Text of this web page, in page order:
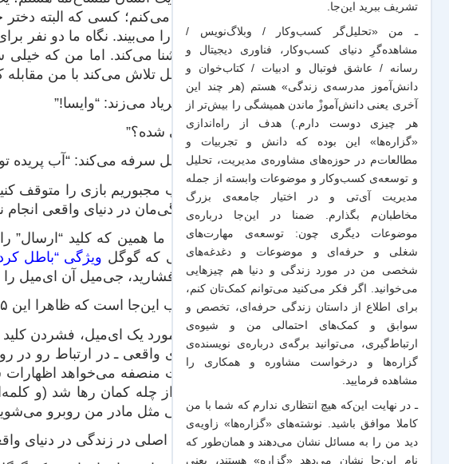
شنا می‌کنم؛ کسی که البته
من را می‌بیند. نگاه ما دو
به شنا می‌کند. اما من که
ایزابل تلاش می‌کند با من
او فریاد می‌زند: “وایسا!”
“چی شده؟”
ایزابل سرفه می‌کند: “آب پریده
خوب مجبوریم بازی را متوقف
زندگی‌مان در دنیای واقعی‌
همه ما همین که کلید “ارسال”
حالی که گوگل ویژگی “باطل
می‌فشارید، جی‌میل آن ای‌میل را برای ۵ ثانیه نگاه می‌دارد و در این فاصله، شما می‌توانید اگر خواستید ارسال
جالب این‌جا است که ظاهرا این ۵ ثانیه توقف، همه چیزی است که اغلب مردم برای تشخیص این‌که دارند اشتباه می‌کنند نیاز دارند.
در مورد یک ای‌میل، فشردن
دنیای واقعی ـ در ارتباط رو در
هیأت منصفه می‌خواهد اظهارات
تیر از چله کمان رها شد (و
آدمی مثل مادر من روبرو
کلید اصلی در زندگی در دنیای
تشریف ببرید این‌جا.
ـ من «تحلیل‌گر کسب‌وکار / وبلاگ‌نویس /
مشاهده‌گرِ دنیای کسب‌وکار، فناوری دیجیتال و
رسانه / عاشق فوتبال و ادبیات / کتاب‌خوان و
دانش‌آموز مدرسه‌ی زندگی» هستم (هر چند این
آخری یعنی دانش‌آموزْ ماندن همیشگی را بیش‌تر از
هر چیزی دوست دارم.) هدف از راه‌اندازی
«گزاره‌ها» این بوده که دانش و تجربیات‌ و
مطالعات‌م در حوزه‌های مشاوره‌ی مدیریت، تحلیل
و توسعه‌ی کسب‌وکار و موضوعات وابسته از جمله
مدیریت آی‌تی و در اختیار جامعه‌ی بزرگ
مخاطبان‌م بگذارم. ضمنا در این‌جا درباره‌ی
موضوعات دیگری چون: توسعه‌ی مهارت‌های
شغلی و حرفه‌ای و موضوعات و دغدغه‌های
شخصی من در مورد زندگی و دنیا هم چیزهایی
می‌خوانید. اگر فکر می‌کنید می‌توانم کمک‌تان کنم،
برای اطلاع از داستان زندگی حرفه‌ای، تخصص و
سوابق و کمک‌های احتمالی من و شیو‌ه‌ی
ارتباط‌گیری، می‌توانید برگه‌یدرباره‌ی نویسنده‌ی
گزاره‌ها و درخواست مشاوره و همکاری را
مشاهده فرمایید.
ـ در نهایت این‌که هیچ انتظاری ندارم که شما با من
کاملا موافق باشید. نوشته‌های «گزاره‌ها» زاویه‌ی
دید من را به مسائل نشان می‌دهند و همان‌طور که
نام این‌جا نشان می‌دهد «گزاره‌» هستند، یعنی